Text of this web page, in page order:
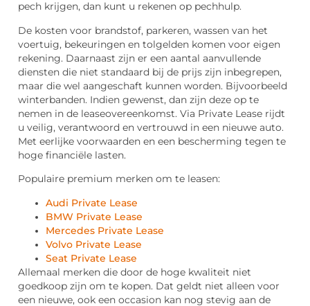
pech krijgen, dan kunt u rekenen op pechhulp.
De kosten voor brandstof, parkeren, wassen van het
voertuig, bekeuringen en tolgelden komen voor eigen
rekening. Daarnaast zijn er een aantal aanvullende
diensten die niet standaard bij de prijs zijn inbegrepen,
maar die wel aangeschaft kunnen worden. Bijvoorbeeld
winterbanden. Indien gewenst, dan zijn deze op te
nemen in de leaseovereenkomst. Via Private Lease rijdt
u veilig, verantwoord en vertrouwd in een nieuwe auto.
Met eerlijke voorwaarden en een bescherming tegen te
hoge financiële lasten.
Populaire premium merken om te leasen:
Audi Private Lease
BMW Private Lease
Mercedes Private Lease
Volvo Private Lease
Seat Private Lease
Allemaal merken die door de hoge kwaliteit niet
goedkoop zijn om te kopen. Dat geldt niet alleen voor
een nieuwe, ook een occasion kan nog stevig aan de